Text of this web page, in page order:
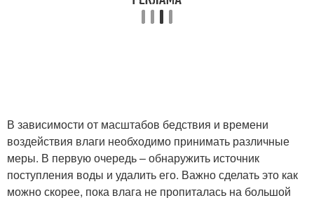
В зависимости от масштабов бедствия и времени
воздействия влаги необходимо принимать различные
меры. В первую очередь – обнаружить источник
поступления воды и удалить его. Важно сделать это как
можно скорее, пока влага не пропиталась на большой